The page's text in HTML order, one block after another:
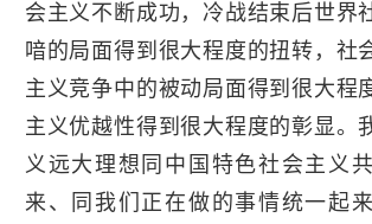
会主义不断成功，冷战结束后世界
喑的局面得到很大程度的扭转，社
主义竞争中的被动局面得到很大程
主义优越性得到很大程度的彰显。
义远大理想同中国特色社会主义
来、同我们正在做的事情统一起